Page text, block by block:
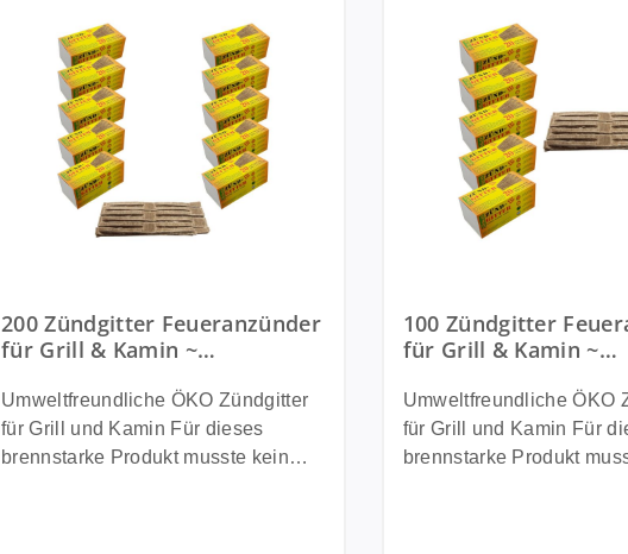
200 Zündgitter Feueranzünder
für Grill & Kamin ~
recyceltem Altpapier und
Wachs
Umweltfreundliche ÖKO Zündgitter
für Grill und Kamin Für dieses
brennstarke Produkt musste kein
100 Zündgitter
für Grill & Kamin ~
recyceltem
Wachs
Umweltfreundliche ÖKO
für Grill und Kamin Für dieses
brennstarke Produkt